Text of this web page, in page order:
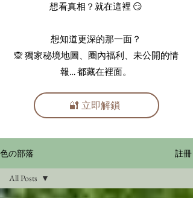
想看真相？就在這裡 😏
想知道更深的那一面？
🙊 獨家秘境地圖、圈內福利、未公開的情
報… 都藏在裡面。
🔐 立即解鎖
色の部落 註冊
All Posts